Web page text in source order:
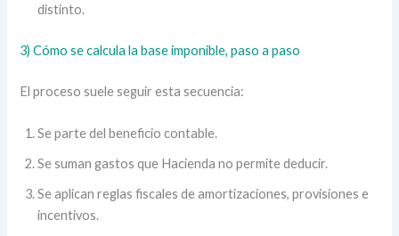
distinto.
3) Cómo se calcula la base imponible, paso a paso
El proceso suele seguir esta secuencia:
Se parte del beneficio contable.
Se suman gastos que Hacienda no permite deducir.
Se aplican reglas fiscales de amortizaciones, provisiones e
incentivos.